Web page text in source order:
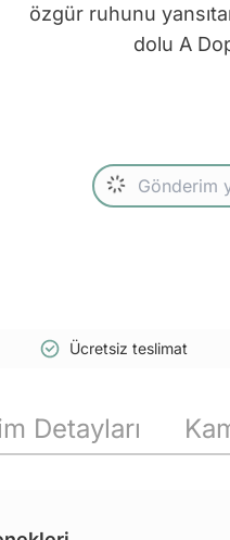
özgür ruhunu
dolu A
Ücretsiz teslimat
Detayları